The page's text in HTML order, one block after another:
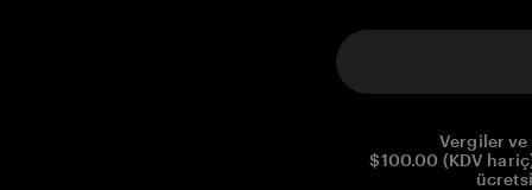
Vergiler
$100.00 (KDV